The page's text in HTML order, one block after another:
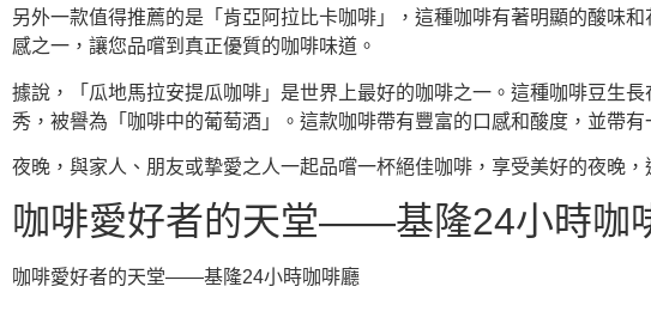
另外一款值得推薦的是「肯亞阿拉比卡咖啡」，這種咖啡有著明顯的酸味
感之一，讓您品嚐到真正優質的咖啡味道。
據說，「瓜地馬拉安提瓜咖啡」是世界上最好的咖啡之一。這種咖啡豆生
秀，被譽為「咖啡中的葡萄酒」。這款咖啡帶有豐富的口感和酸度，並帶
夜晚，與家人、朋友或摯愛之人一起品嚐一杯絕佳咖啡，享受美好的夜晚
咖啡愛好者的天堂——基隆24小時咖
咖啡愛好者的天堂——基隆24小時咖啡廳